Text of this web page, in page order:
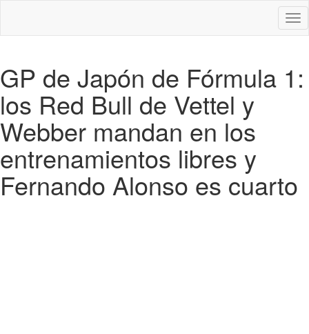
GP de Japón de Fórmula 1:
los Red Bull de Vettel y
Webber mandan en los
entrenamientos libres y
Fernando Alonso es cuarto